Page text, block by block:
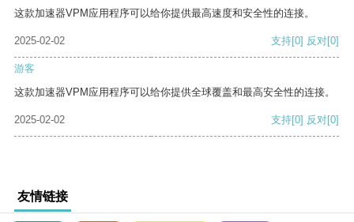
这款加速器VPM应用程序可以给你提供最高速度和安全性的连接。
2025-02-02 支持[0] 反对[0]
游客
这款加速器VPM应用程序可以给你提供全球覆盖和最高安全性的连接。
2025-02-02 支持[0] 反对[0]
友情链接